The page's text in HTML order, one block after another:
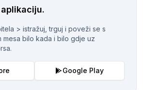
> istražuj, trguj i poveži se s
mesa bilo kada i bilo gdje uz
Google Play